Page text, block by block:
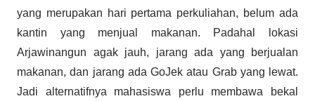
yang merupakan hari pertama perkuliahan, belum ada
kantin yang menjual makanan. Padahal lokasi
Arjawinangun agak jauh, jarang ada yang berjualan
makanan, dan jarang ada GoJek atau Grab yang lewat.
Jadi alternatifnya mahasiswa perlu membawa bekal